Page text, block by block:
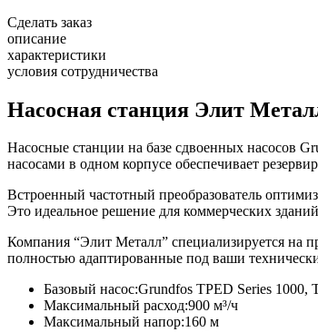
Сделать заказ
описание
характеристики
условия сотрудничества
Насосная станция Элит
Насосные станции на базе сдвоенных насосов
насосами в одном корпусе обеспечивает
Встроенный частотный преобразователь
Это идеальное решение для коммерческих
Компания “Элит Металл” специализируется на
полностью адаптированные под ваши
Базовый насос:Grundfos TPED Series 1000,
Максимальный расход:900 м³/ч
Максимальный напор:160 м